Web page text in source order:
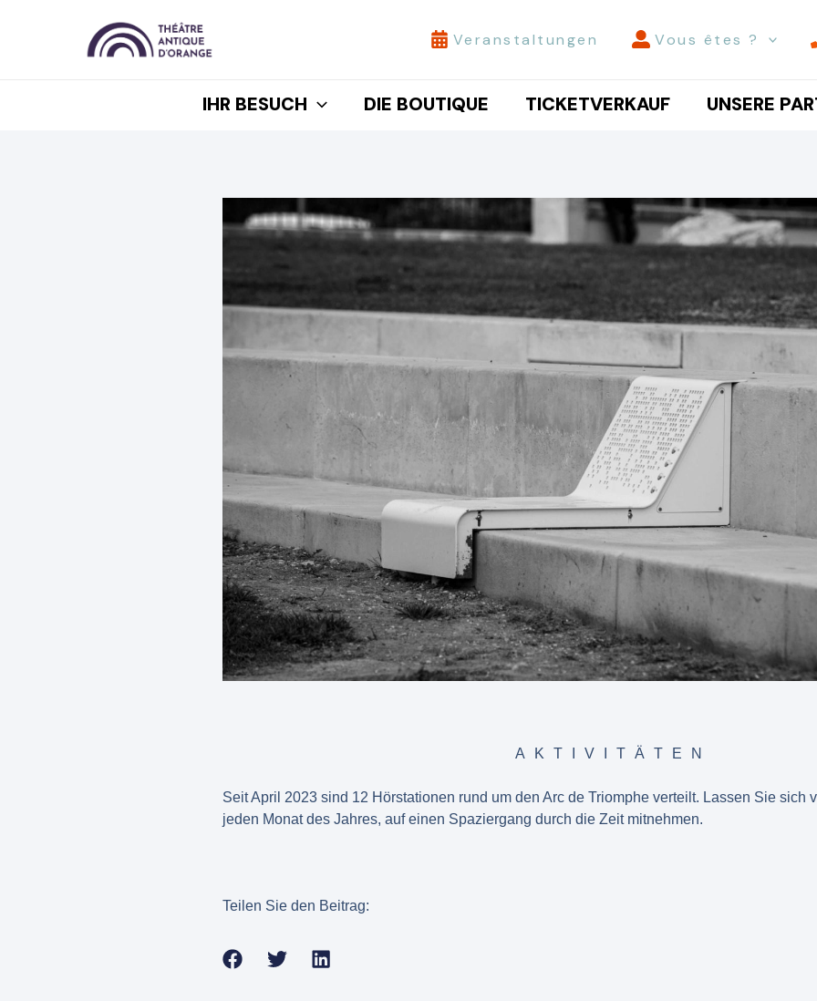
Veranstaltungen Vous êtes ?
IHR BESUCH DIE BOUTIQUE TICKETVERKAUF UNSERE
AKTIVITÄTEN
Seit April 2023 sind 12 Hörstationen rund um den Arc de Triomphe verteilt. Lassen Sie sich
jeden Monat des Jahres, auf einen Spaziergang durch die Zeit mitnehmen.
Teilen Sie den Beitrag: